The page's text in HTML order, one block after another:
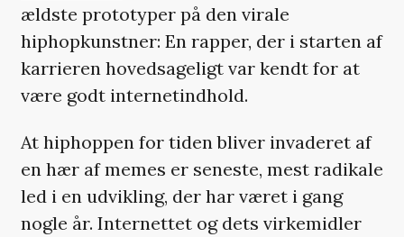
ældste prototyper på den virale
hiphopkunstner: En rapper, der i starten af
karrieren hovedsageligt var kendt for at
være godt internetindhold.
At hiphoppen for tiden bliver invaderet af
en hær af memes er seneste, mest radikale
led i en udvikling, der har været i gang
nogle år. Internettet og dets virkemidler